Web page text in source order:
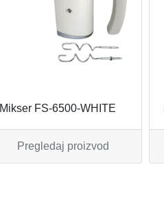
Mikser FS-6500-WHITE
Pregledaj proizvod